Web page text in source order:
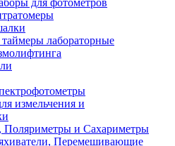
для фотометров
лабораторные
измельчения и
Поляриметры и Сахариметры
Перемешивающие